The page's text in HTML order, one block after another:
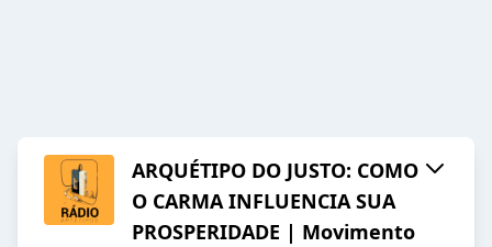
ARQUÉTIPO DO JUSTO: COMO
O CARMA INFLUENCIA SUA
PROSPERIDADE | Movimento